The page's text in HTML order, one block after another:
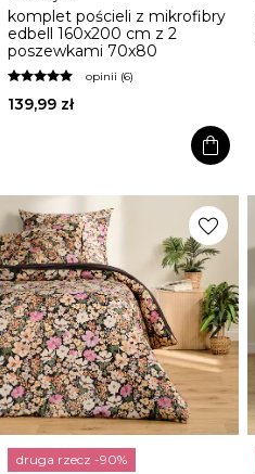
komplet pościeli z mikrofibry
edbell 160x200 cm z 2
poszewkami 70x80
opinii (6)
139,99 zł
shopping_bag
favorite
druga rzecz -90%